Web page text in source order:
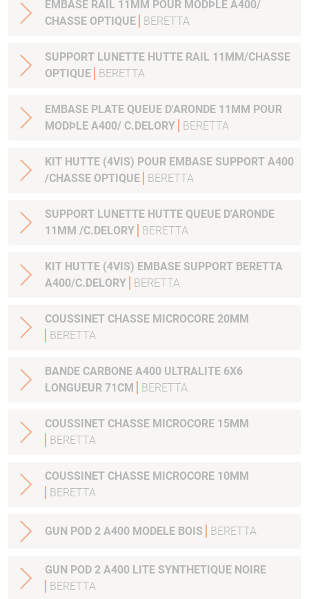
EMBASE RAIL 11MM POUR MODÞLE A400/
CHASSE OPTIQUE
BERETTA
SUPPORT LUNETTE HUTTE RAIL 11MM/CHASSE
OPTIQUE
BERETTA
EMBASE PLATE QUEUE D'ARONDE 11MM POUR
MODÞLE A400/ C.DELORY
BERETTA
KIT HUTTE (4VIS) POUR EMBASE SUPPORT A400
/CHASSE OPTIQUE
BERETTA
SUPPORT LUNETTE HUTTE QUEUE D'ARONDE
11MM /C.DELORY
BERETTA
KIT HUTTE (4VIS) EMBASE SUPPORT BERETTA
A400/C.DELORY
BERETTA
COUSSINET CHASSE MICROCORE 20MM
BERETTA
BANDE CARBONE A400 ULTRALITE 6X6
LONGUEUR 71CM
BERETTA
COUSSINET CHASSE MICROCORE 15MM
BERETTA
COUSSINET CHASSE MICROCORE 10MM
BERETTA
GUN POD 2 A400 MODELE BOIS BERETTA
GUN POD 2 A400 LITE SYNTHETIQUE NOIRE
BERETTA